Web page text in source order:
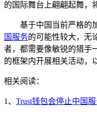
的国际舞台上翩翩起舞，
基于中国当前严格的
国服务的可能性较大，无
者，都需要像敏锐的猎手
的框架内开展相关活动，
相关阅读：
1、 Trust钱包会停止中国